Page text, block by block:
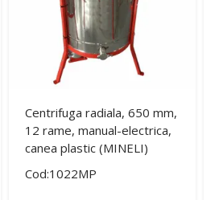
Centrifuga radiala, 650 mm,
12 rame, manual-electrica,
canea plastic (MINELI)
Cod:1022MP